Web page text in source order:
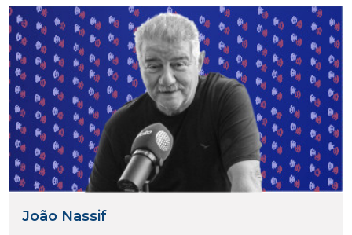
João Nassif